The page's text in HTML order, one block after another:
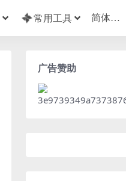
常用工具
广告赞助